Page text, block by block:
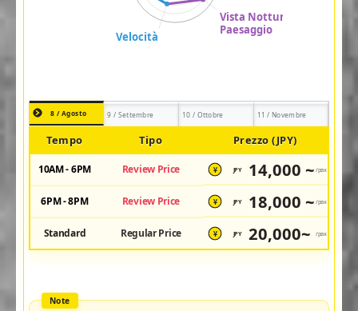
8 / Agosto 9 / Settembre 10 / Ottobre 11 / Novembre
Tempo Tipo Prezzo (JPY)
10AM - 6PM Review Price ¥ JPY 14,000 ~ /pax
6PM - 8PM Review Price ¥ JPY 18,000 ~ /pax
Standard Regular Price ¥ JPY 20,000~ /pax